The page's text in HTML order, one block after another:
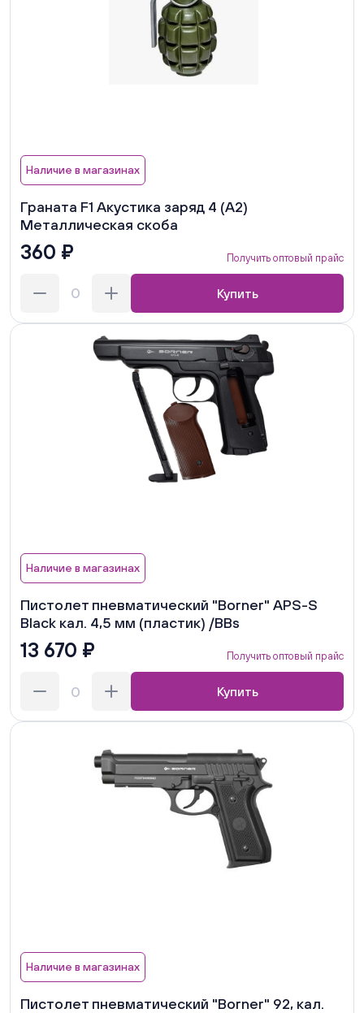
Наличие в магазинах
Граната F1 Акустика заряд 4 (А2)
Металлическая скоба
360 ₽ Получить оптовый прайс
Купить
Наличие в магазинах
Пистолет пневматический "Borner" APS-S
Black кал. 4,5 мм (пластик) /BBs
13 670 ₽ Получить оптовый прайс
Купить
Наличие в магазинах
Пистолет пневматический "Borner" 92, кал.